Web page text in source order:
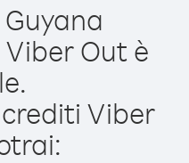
Out è
Viber